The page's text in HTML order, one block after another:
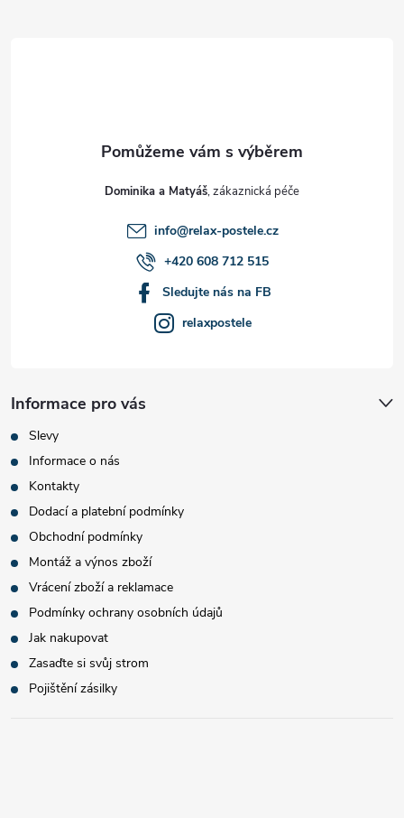
Dominika a Matyáš
info@relax-postele.cz
+420 608 712 515
Sledujte nás na FB
relaxpostele
Informace pro vás
Slevy
Informace o nás
Kontakty
Dodací a platební podmínky
Obchodní podmínky
Montáž a výnos zboží
Vrácení zboží a reklamace
Podmínky ochrany osobních údajů
Jak nakupovat
Zasaďte si svůj strom
Pojištění zásilky